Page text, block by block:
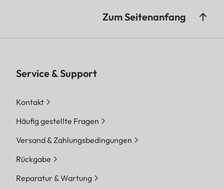
Zum Seitenanfang
Service & Support
Kontakt
Häufig gestellte Fragen
Versand & Zahlungsbedingungen
Rückgabe
Reparatur & Wartung